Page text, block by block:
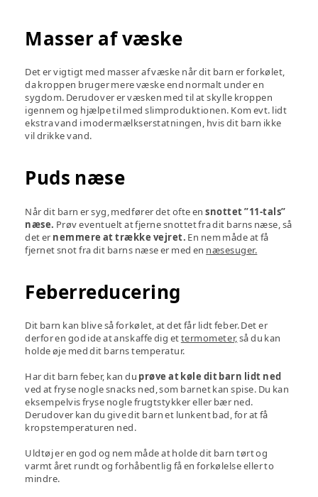
Masser af væske
Det er vigtigt med masser af væske når dit barn er forkølet,
da kroppen bruger mere væske end normalt under en
sygdom. Derudover er væsken med til at skylle kroppen
igennem og hjælpe til med slimproduktionen. Kom evt. lidt
ekstra vand i modermælkserstatningen, hvis dit barn ikke
vil drikke vand.
Puds næse
Når dit barn er syg, medfører det ofte ensnottet ”11-tals”
næse. Prøv eventuelt at fjerne snottet fra dit barns næse, så
det er nemmere at trække vejret. En nem måde at få
fjernet snot fra dit barns næse er med en næsesuger.
Feberreducering
Dit barn kan blive så forkølet, at det får lidt feber. Det er
derfor en god ide at anskaffe dig ettermometer,så du kan
holde øje med dit barns temperatur.
Har dit barn feber, kan du prøve at køle dit barn lidt ned
ved at fryse nogle snacks ned, som barnet kan spise. Du kan
eksempelvis fryse nogle frugtstykker eller bær ned.
Derudover kan du give dit barn et lunkent bad, for at få
kropstemperaturen ned.
Uldtøj er en god og nem måde at holde dit barn tørt og
varmt året rundt og forhåbentlig få en forkølelse eller to
mindre.